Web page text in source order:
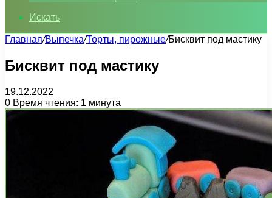
Искать
Главная/Выпечка/Торты, пирожные/Бисквит под мастику
Бисквит под мастику
19.12.2022
0 Время чтения: 1 минута